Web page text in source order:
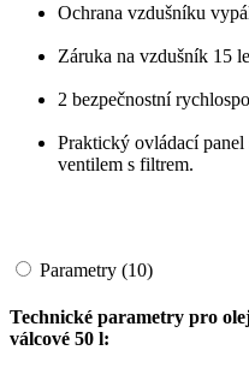
Ochrana vzdušníku
Záruka na vzdušník 15
2 bezpečnostní
Praktický ovládací
ventilem s filtrem.
Parametry (10)
Technické parametry pro
válcové 50 l: